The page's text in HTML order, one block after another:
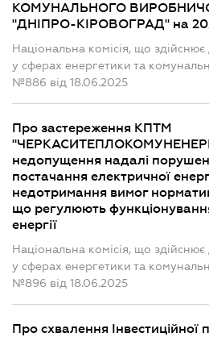
КОМУНАЛЬНОГО
"ДНІПРО-КІРОВОГРАД" на
Національна комісія, що
у сферах енергетики та
№886 від 18.06.2025
Про застереження КПТМ
недопущення надалі
постачання електричної
недотримання вимог
що регулюють
енергії
Національна комісія, що
у сферах енергетики та
№896 від 18.06.2025
Про схвалення Інвестиційної